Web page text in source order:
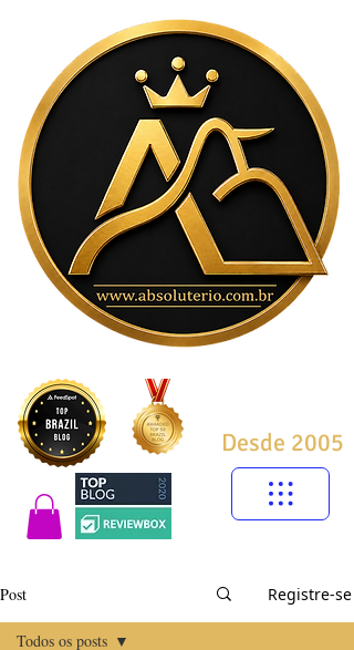
Desde 2005
Post Registre-se
Todos os posts